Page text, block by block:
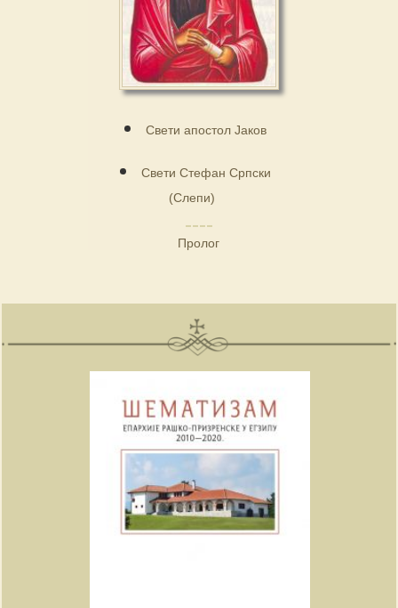
Свети апостол Јаков
Свети Стефан Српски
(Слепи)
Пролог